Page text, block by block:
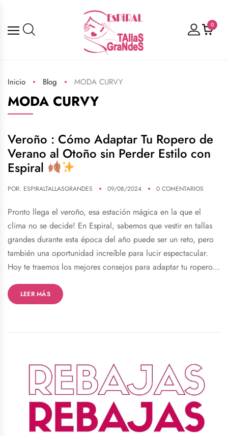
0
Inicio Blog MODA CURVY
MODA CURVY
Veroño : Cómo Adaptar Tu Ropero de
Verano al Otoño sin Perder Estilo con
Espiral
POR: ESPIRALTALLASGRANDES 09/08/2024 0 COMENTARIOS
Pronto llega el veroño, esa estación mágica en la que el
clima no se decide! En Espiral, sabemos que vestir en tallas
grandes durante esta época del año puede ser un reto, pero
también una oportunidad increíble para lucir espectacular.
Hoy te traemos los mejores consejos para adaptar tu ropero...
LEER MÁS